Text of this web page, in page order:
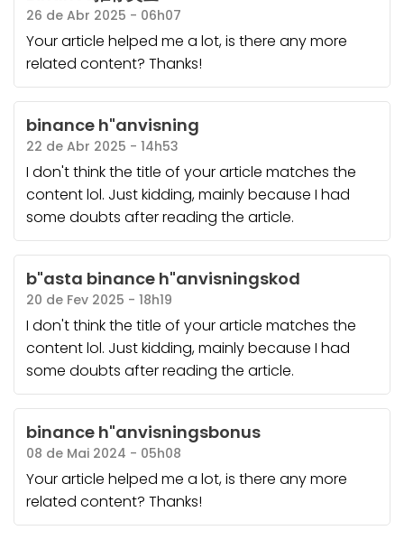
26 de Abr 2025 - 06h07
Your article helped me a lot, is there any more
related content? Thanks!
binance h"anvisning
22 de Abr 2025 - 14h53
I don't think the title of your article matches the
content lol. Just kidding, mainly because I had
some doubts after reading the article.
b"asta binance h"anvisningskod
20 de Fev 2025 - 18h19
I don't think the title of your article matches the
content lol. Just kidding, mainly because I had
some doubts after reading the article.
binance h"anvisningsbonus
08 de Mai 2024 - 05h08
Your article helped me a lot, is there any more
related content? Thanks!